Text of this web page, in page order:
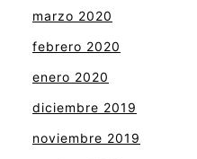
marzo 2020
febrero 2020
enero 2020
diciembre 2019
noviembre 2019